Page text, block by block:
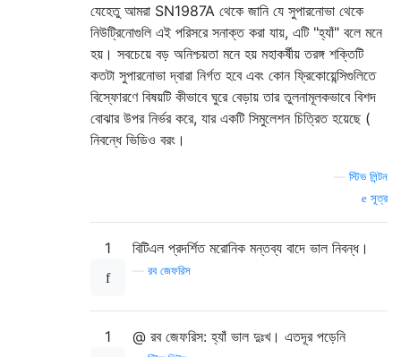
যেহেতু আমরা SN1987A থেকে জানি যে সুপারনোভা থেকে
নিউট্রিনোগুলি এই পরিসরে সনাক্ত করা যায়, এটি "হ্যাঁ" বলে মনে
হয়। সবচেয়ে বড় অনিশ্চয়তা মনে হয় মহাকর্ষীয় তরঙ্গ শক্তিটি
কতটা সুপারনোভা দ্বারা নির্গত হবে এবং কোন ফ্রিকোয়েন্সিগুলিতে
বিস্ফোরণে বিষয়টি কীভাবে ঘুরে বেড়ায় তার তুলনামূলকভাবে বিশদ
বোঝার উপর নির্ভর করে, যার একটি সিমুলেশন চিত্রিত হয়েছে (
নিবন্ধে ভিডিও বরং।
স্টিভ লিন্টন
সূত্র
1 বিটিএল প্রদর্শিত মরোনিক মন্তব্য বাদে ভাল নিবন্ধ।
রব জেফরিস
1 @ রব জেফরিস: হ্যাঁ ভাল দুঃখ। এতদূর পড়েনি